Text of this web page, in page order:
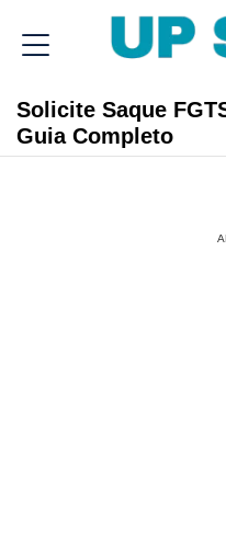
Solicite Saque
Guia Completo